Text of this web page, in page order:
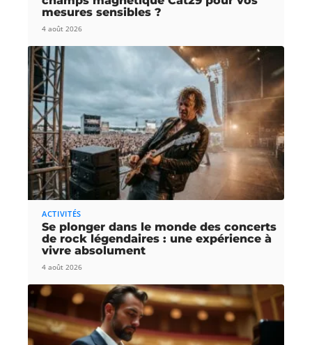
mesures sensibles ?
4 août 2026
ACTIVITÉS
Se plonger dans le monde des concerts
de rock légendaires : une expérience à
vivre absolument
4 août 2026